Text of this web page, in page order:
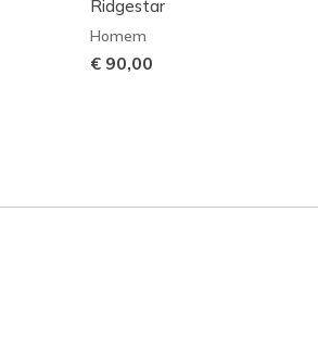
Ridgestar
Homem
€ 90,00